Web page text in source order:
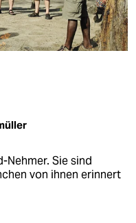
Nehmer. Sie sind
von ihnen erinnert